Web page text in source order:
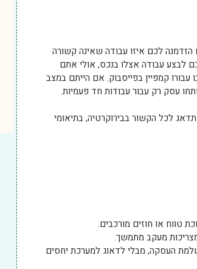
לכם איזו עבודה שאינה קשורה
לבצע עבודה אצלו בנכס, אולי אתם
קמפיין בפייסבוק. אם הייתם במצב
עסק רק עבור עבודות חד פעמיות.
לכל הקשור בבירוקרטיה, בתיאומי
טווח או חוזים מורכבים.
מעקב מתמשך.
העסקה, מבלי לדאוג למערכת יחסים